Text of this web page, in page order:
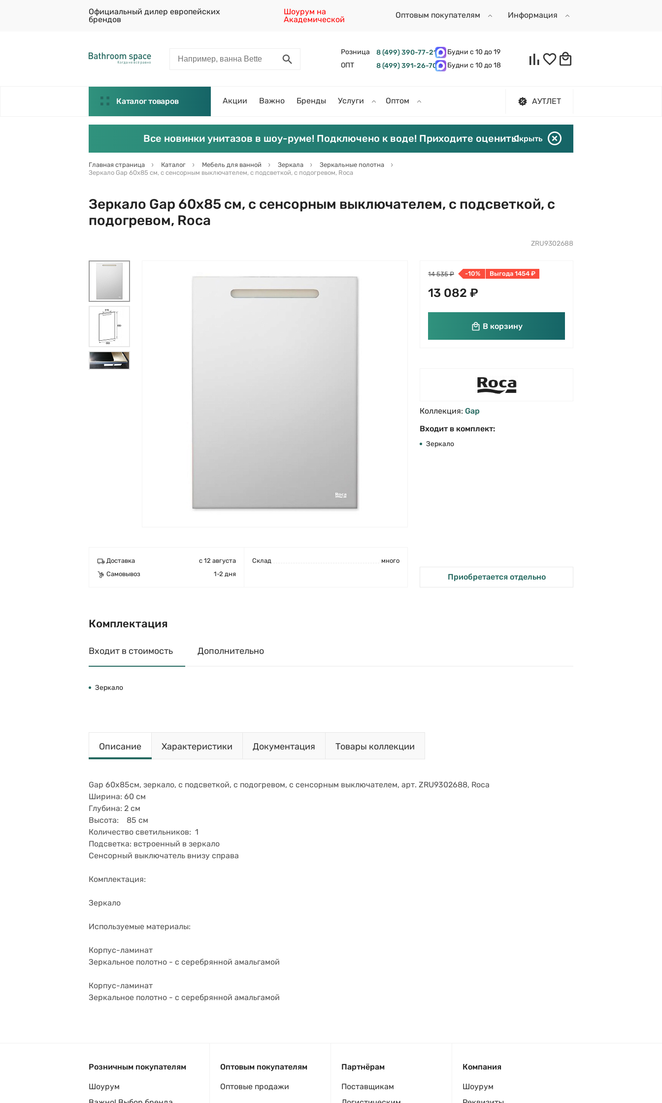
Официальный дилер европейских
брендов
Шоурум на
Академической
Оптовым покупателям Информация
Розница 8 (499) 390-77-21
Будни с 10 до 19
ОПТ
8 (499) 391-26-70 Будни с 10 до 18
Каталог товаров Акции Важно Бренды Услуги Оптом АУТЛЕТ
Все новинки унитазов в шоу-руме! Подключено к воде! Приходите оценить!Скрыть
Главная страница Каталог Мебель для ванной Зеркала
Зеркальные полотна
Зеркало Gap 60х85 см, с сенсорным выключателем, с подсветкой, с подогревом, Roca
Зеркало Gap 60х85 см, с сенсорным выключателем, с подсветкой, с
подогревом, Roca
ZRU9302688
14 535 ₽ -10% Выгода 1454 ₽
13 082 ₽
В корзину
Доставка
с 12 августа
Самовывоз
1-2 дня
Cклад много
Коллекция: Gap
Входит в комплект:
Зеркало
Приобретается отдельно
Комплектация
Входит в стоимость Дополнительно
Зеркало
Описание Характеристики Документация Товары коллекции
Gap 60х85см, зеркало, с подсветкой, с подогревом, с сенсорным выключателем, арт. ZRU9302688, Roca
Ширина: 60 см
Глубина: 2 см
Высота: 85 см
Количество светильников: 1
Подсветка: встроенный в зеркало
Сенсорный выключатель внизу справа
Комплектация:
Зеркало
Используемые материалы:
Корпус-ламинат
Зеркальное полотно - с серебрянной амальгамой
Корпус-ламинат
Зеркальное полотно - с серебрянной амальгамой
Розничным покупателям
Шоурум
Оптовым покупателям
Оптовые продажи
Партнёрам
Поставщикам
Компания
Шоурум